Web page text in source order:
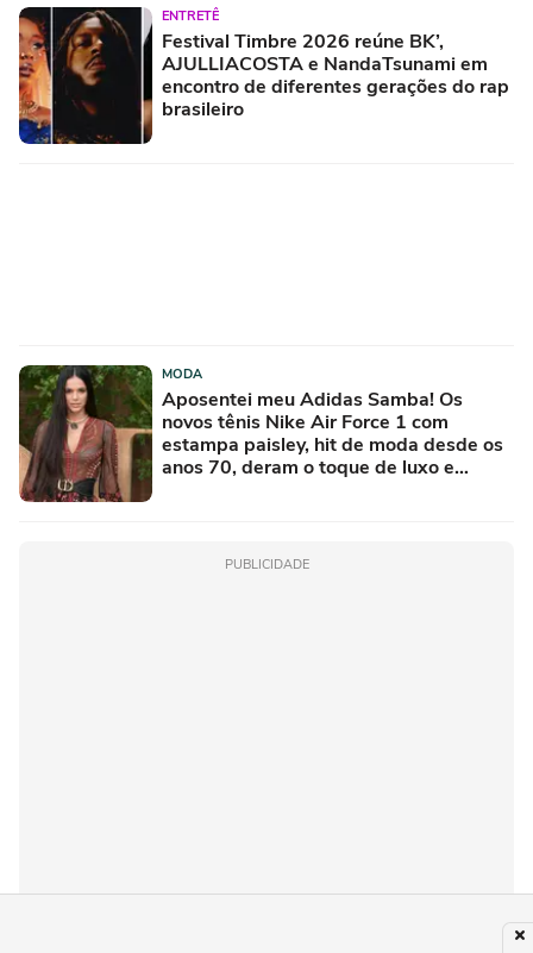
ENTRETÊ
Festival Timbre 2026 reúne BK’,
AJULLIACOSTA e NandaTsunami em
encontro de diferentes gerações do rap
brasileiro
MODA
Aposentei meu Adidas Samba! Os
novos tênis Nike Air Force 1 com
estampa paisley, hit de moda desde os
anos 70, deram o toque de luxo e
PUBLICIDADE